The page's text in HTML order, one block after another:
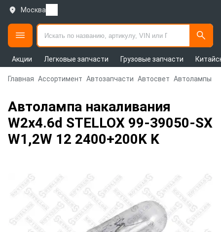
Москва
Акции Легковые запчасти Грузовые запчасти
Главная Ассортимент Автозапчасти Автосвет Автолампы
Автолампа накаливания
W2x4.6d STELLOX 99-39050-SX
W1,2W 12 2400+200K K